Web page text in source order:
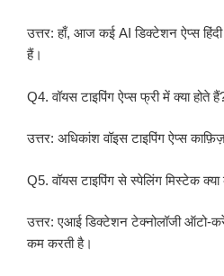
उत्तर: हाँ, आज कई AI डिक्टेशन ऐप्स हिंदी
हैं।
Q4. वॉयस टाइपिंग ऐप्स फ्री में क्या होते
उत्तर: अधिकांश वॉइस टाइपिंग ऐप्स
Q5. वॉयस टाइपिंग से स्पेलिंग मिस्टेक
उत्तर: एआई डिक्टेशन टेक्नोलॉजी ऑटो-
कम करती है।